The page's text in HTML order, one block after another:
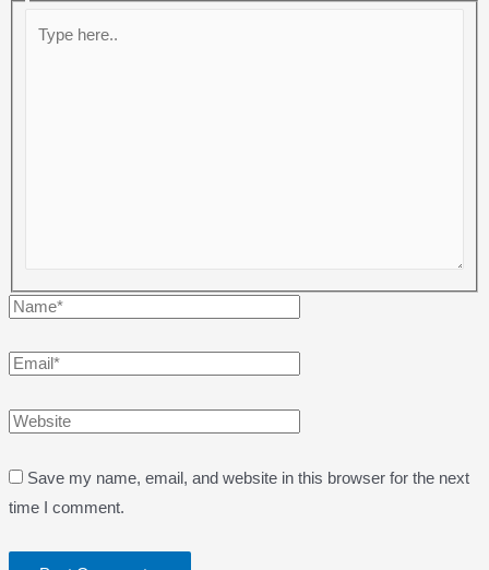
Name*
Email*
Website
Save my name, email, and website in this browser for the next
time I comment.